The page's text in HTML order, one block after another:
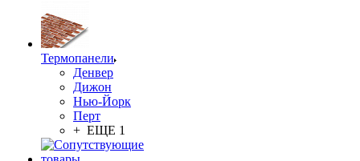
Термопанели
Денвер
Дижон
Нью-Йорк
Перт
+ ЕЩЕ 1